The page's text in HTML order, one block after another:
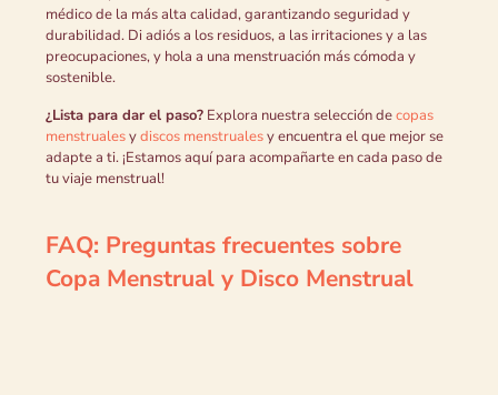
médico de la más alta calidad, garantizando seguridad y
durabilidad. Di adiós a los residuos, a las irritaciones y a las
preocupaciones, y hola a una menstruación más cómoda y
sostenible.
¿Lista para dar el paso?Explora nuestra selección decopas
menstrualesydiscos menstrualesy encuentra el que mejor se
adapte a ti. ¡Estamos aquí para acompañarte en cada paso de
tu viaje menstrual!
FAQ: Preguntas frecuentes sobre
Copa Menstrual y Disco Menstrual